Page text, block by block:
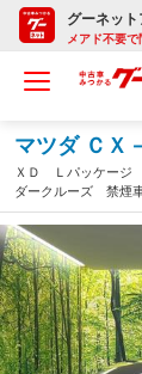
グーネット
メアド不要
マツダ ＣＸ
ＸＤ Ｌパッケージ
ダークルーズ 禁煙
シートエアコン ド
ＥＤヘッド（山形県